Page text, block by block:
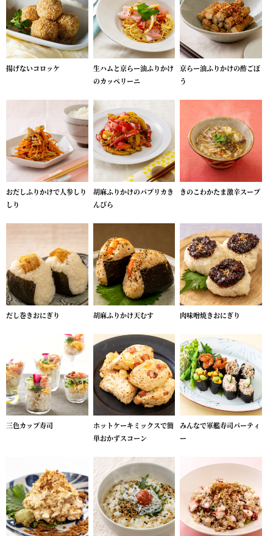
揚げないコロッケ
生ハムと京らー油ふりかけ
のカッペリーニ
京らー油ふりかけの酢ごぼ
う
おだしふりかけで人参しり
しり
胡麻ふりかけのパプリカき
んぴら
きのこわかたま激辛スープ
だし巻きおにぎり 胡麻ふりかけ天むす 肉味噌焼きおにぎり
三色カップ寿司
ホットケーキミックスで簡
単おかずスコーン
みんなで軍艦寿司パーティ
ー